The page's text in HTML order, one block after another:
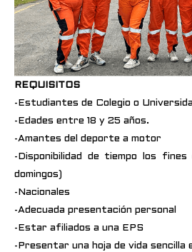
REQUISITOS
-Estudiantes de Colegio o
-Edades entre 18 y 25 años.
-Amantes del deporte a motor
-Disponibilidad de tiempo los fines
domingos)
-Nacionales
-Adecuada presentación personal
-Estar afiliados a una EPS
-Presentar una hoja de vida sencilla